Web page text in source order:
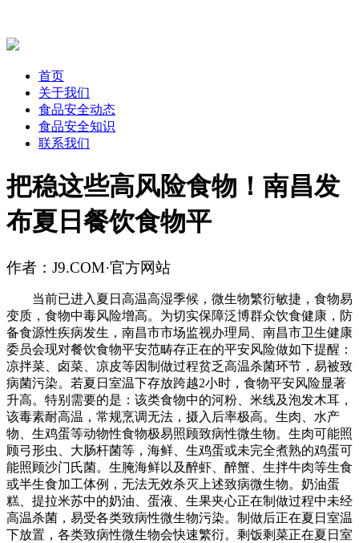
首页
关于我们
食品安全动态
食品安全知识
联系我们
把稳这些高风险食物！南昌发
布夏日餐饮食物平
作者：J9.COM·官方网站
当前已进入夏日高温高湿季候，微生物繁衍敏捷，食物易
变质，食物中毒风险增高。为切实保障泛博群众饮食健康，防
备食源性疾病发生，南昌市市场监视办理局、南昌市卫生健康
委员会现对餐饮食物平安范畴存正在的平安风险做如下提醒：
凉拌菜、卤菜、凉皮等因制做过程贫乏高温杀菌环节，易被致
病菌污染。若夏日室温下存放跨越2小时，食物平安风险显著
升高。特别需要的是：该类食物中的河粉、米线及泡发木耳，
该毒素耐高温，常规烹调无法，摄入后率极高。生肉、水产
物、生鸡蛋等动物性食物极易照顾致病性微生物。生肉可能照
顾弓形虫、大肠杆菌等，海鲜、生鸡蛋或未完全煮熟的鸡蛋可
能照顾沙门氏菌。生腌海鲜以及醉虾、醉蟹、生拌牛肉等生食
或半生食加工体例，无法无效杀灭上述致病微生物。奶油蛋
糕、提拉米苏中的奶油、蛋液、生果夹心正在制做过程中未经
高温杀菌，易受各类致病性微生物污染。制做后正在夏日室温
下放置，各类致病性微生物会快速繁衍。剩饭剩菜正在夏日室